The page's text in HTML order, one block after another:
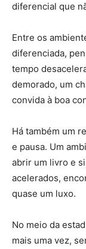
diferencial que
Entre os
diferenciada,
tempo
demorado, um
convida à boa
Há também um
e pausa. Um
abrir um livro e
acelerados,
quase um luxo.
No meio da
mais uma vez,